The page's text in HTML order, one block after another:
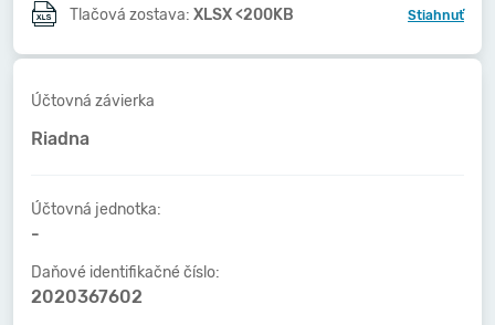
Tlačová zostava: XLSX <200KB Stiahnuť
Účtovná závierka
Riadna
Účtovná jednotka:
-
Daňové identifikačné číslo:
2020367602